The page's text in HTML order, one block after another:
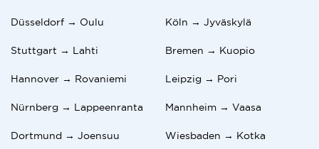
Düsseldorf → Oulu Köln → Jyväskylä
Stuttgart → Lahti Bremen → Kuopio
Hannover → Rovaniemi Leipzig → Pori
Nürnberg → Lappeenranta Mannheim → Vaasa
Dortmund → Joensuu Wiesbaden → Kotka